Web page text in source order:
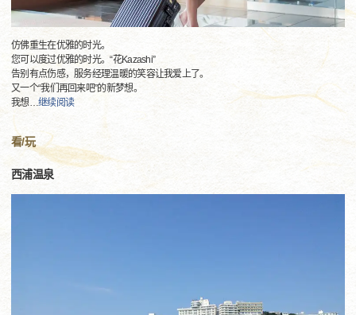
仿佛重生在优雅的时光。
您可以度过优雅的时光。“花Kazashi”
告别有点伤感，服务经理温暖的笑容让我爱上了。
又一个“我们再回来吧”的新梦想。
我想…继续阅读
看/玩
西浦温泉